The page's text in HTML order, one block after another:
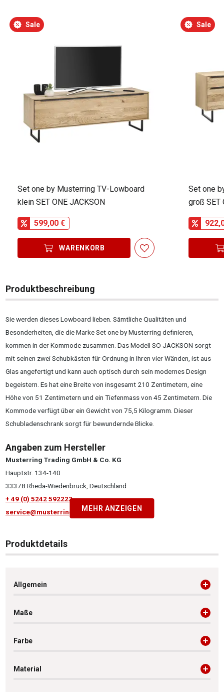
Sale
Set one by Musterring TV-Lowboard
klein SET ONE JACKSON
599,00 €
WARENKORB
Sale
Set one
groß SET
Produktbeschreibung
Sie werden dieses Lowboard lieben. Sämtliche Qualitäten und
Besonderheiten, die die Marke Set one by Musterring definieren,
kommen in der Kommode zusammen. Das Modell SO JACKSON sorgt
mit seinen zwei Schubkästen für Ordnung in Ihren vier Wänden, ist aus
Glas angefertigt und kann auch optisch durch sein modernes Design
begeistern. Es hat eine Breite von insgesamt 210 Zentimetern, eine
Höhe von 51 Zentimetern und ein Tiefenmass von 45 Zentimetern. Die
Kommode verfügt über ein Gewicht von 75,5 Kilogramm. Dieser
Schubladenschrank sorgt für bewundernde Blicke.
Angaben zum Hersteller
Musterring Trading GmbH & Co. KG
Hauptstr. 134-140
33378 Rheda-Wiedenbrück, Deutschland
+ 49 (0) 5242 592222
service@musterring.deMEHR ANZEIGEN
Produktdetails
Allgemein
Maße
Farbe
Material